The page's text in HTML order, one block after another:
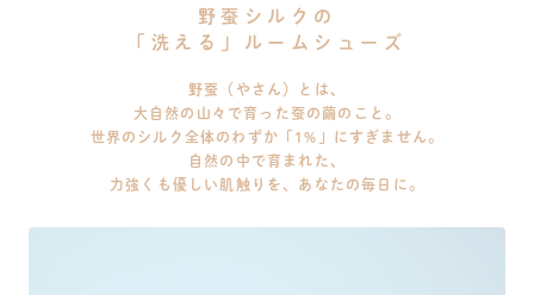
野蚕シルクの
「洗える」ルームシューズ
野蚕（やさん）とは、
大自然の山々で育った蚕の繭のこと。
世界のシルク全体のわずか「1%」にすぎません。
自然の中で育まれた、
力強くも優しい肌触りを、あなたの毎日に。